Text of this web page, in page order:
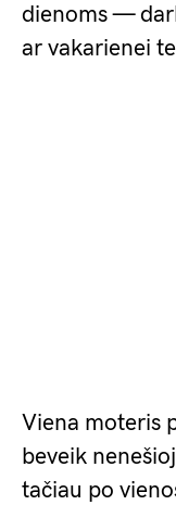
dienoms —
ar vakarienei
Viena moteris
beveik
tačiau po